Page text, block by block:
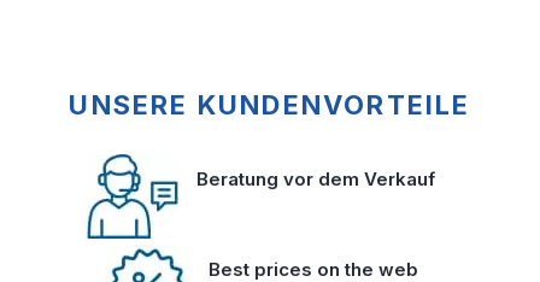
UNSERE KUNDENVORTEILE
Beratung vor dem Verkauf
Best prices on the web